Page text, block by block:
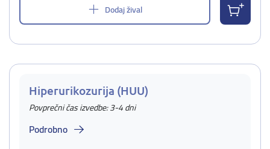
Dodaj žival
Hiperurikozurija (HUU)
Povprečni čas izvedbe: 3-4 dni
Podrobno